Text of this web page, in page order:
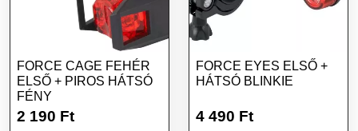
FORCE CAGE FEHÉR
ELSŐ + PIROS HÁTSÓ
FÉNY
2 190 Ft
FORCE EYES ELSŐ +
HÁTSÓ BLINKIE
4 490 Ft